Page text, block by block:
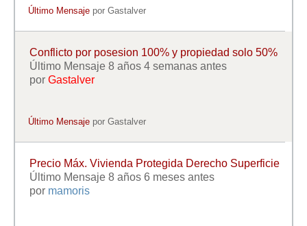
Último Mensaje porGastalver
Conflicto por posesion 100% y propiedad solo 50%
Último Mensaje 8 años 4 semanas antes
por Gastalver
Último Mensaje porGastalver
Precio Máx. Vivienda Protegida Derecho Superficie
Último Mensaje 8 años 6 meses antes
por mamoris